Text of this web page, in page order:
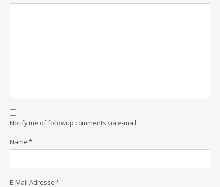
Notify me of followup comments via e-mail
Name *
E-Mail-Adresse *